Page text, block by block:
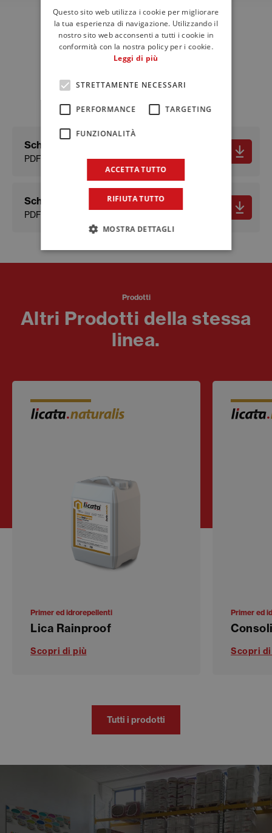
Download
Schede tecniche e
documenti
Scheda tecnica
PDF - 342.38 KB
Scheda sicurezza
PDF - 129.82 KB
Prodotti
Altri Prodotti della stessa
linea.
Primer ed idrorepellenti
Lica Rainproof
Scopri di più
Primer ed
Scopri
Tutti i prodotti
ENGLISH
FRENCH
Questo sito web utilizza i cookie per migliorare
la tua esperienza di navigazione. Utilizzando il
nostro sito web acconsenti a tutti i cookie in
conformità con la nostra policy per i cookie.
Leggi di più
STRETTAMENTE NECESSARI
PERFORMANCE TARGETING
FUNZIONALITÀ
ACCETTA TUTTO
RIFIUTA TUTTO
MOSTRA DETTAGLI